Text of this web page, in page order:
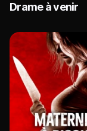
Drame à venir